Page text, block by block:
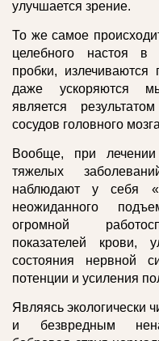
улучшается зрение.
То же самое
целебного настоя
пробки,
даже ускоряются
является
сосудов головного
Вообще, при
тяжелых
наблюдают у себя
неожиданного
огромной
показателей крови,
состояния нервной
потенции и усиления
Являясь экологически
и безвредным